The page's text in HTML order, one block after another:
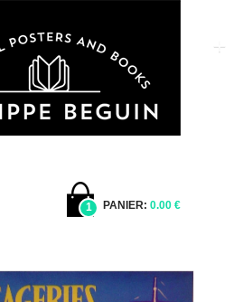
1 PANIER: 0.00 €